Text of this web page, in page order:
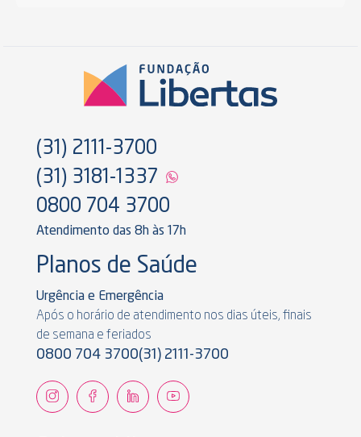
(31) 2111-3700
(31) 3181-1337
0800 704 3700
Atendimento das 8h às 17h
Planos de Saúde
Urgência e Emergência
Após o horário de atendimento nos dias úteis, finais
de semana e feriados
0800 704 3700(31) 2111-3700